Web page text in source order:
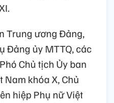
Trung ương Đảng,
Đảng ủy MTTQ, các
Chủ tịch Ủy ban
khóa X, Chủ
hiệp Phụ nữ Việt